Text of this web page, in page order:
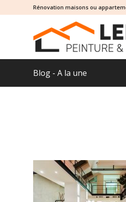
Rénovation maisons ou
Blog - A la une